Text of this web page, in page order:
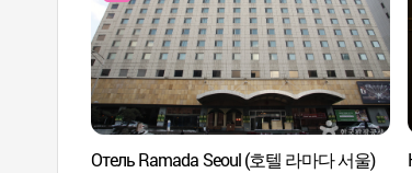
Отель Ramada Seoul (호텔 라마다 서울)